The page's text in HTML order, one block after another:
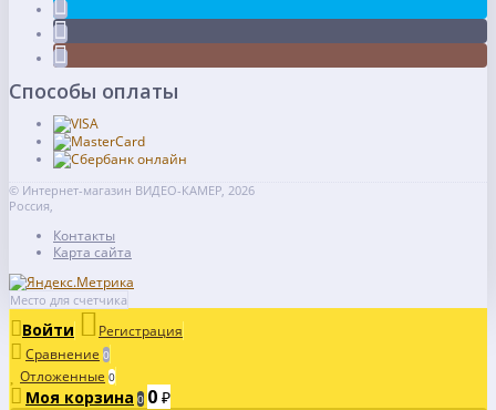
Способы оплаты
© Интернет-магазин ВИДЕО-КАМЕР, 2026
Россия,
Контакты
Карта сайта
Место для счетчика
Войти
Регистрация
Сравнение 0
Отложенные 0
Моя корзина 0 0 ₽